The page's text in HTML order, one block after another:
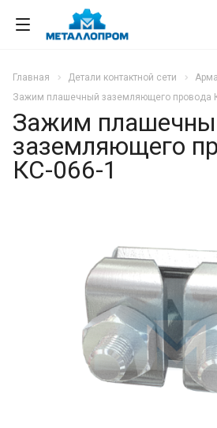
Главная Детали контактной сети
Зажим плашечный заземляющего провода
Зажим
заземляющего
КС-066-1